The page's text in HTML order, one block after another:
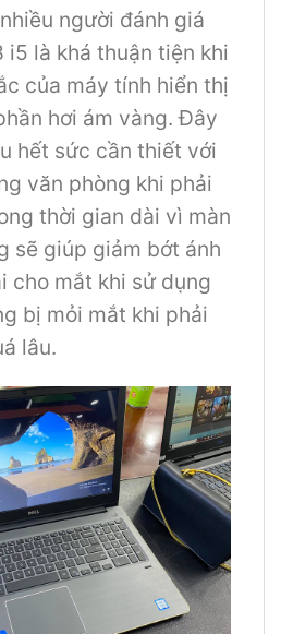
người đánh giá
là khá thuận tiện khi
của máy tính hiển thị
hơi ám vàng. Đây
hết sức cần thiết với
văn phòng khi phải
thời gian dài vì màn
sẽ giúp giảm bớt ánh
cho mắt khi sử dụng
bị mỏi mắt khi phải
lâu.